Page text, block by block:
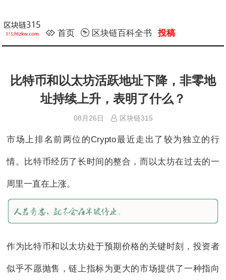
首页 区块链百科全书 投稿
比特币和以太坊活跃地址下降，非零地
址持续上升，表明了什么？
08月26日 区块链315
市场上排名前两位的Crypto最近走出了较为独立的行
情。比特币经历了长时间的整合，而以太坊在过去的一
周里一直在上涨。
作为比特币和以太坊处于预期价格的关键时刻，投资者
似乎不愿抛售，链上指标为更大的市场提供了一种指向